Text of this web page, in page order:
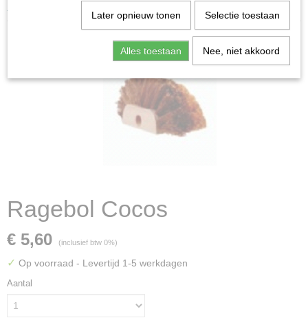
Home
Ragebol Cocos
€ 5,60 (inclusief btw 0%)
✓ Op voorraad - Levertijd 1-5 werkdagen
Aantal
Later opnieuw tonen Selectie toestaan
Alles toestaan Nee, niet akkoord